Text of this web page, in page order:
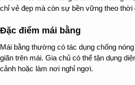
chỉ vẻ đẹp mà còn sự bền vững theo thời
Đặc điểm mái bằng
Mái bằng thường có tác dụng chống
giãn trên mái. Gia chủ có thể tận dụng
cảnh hoặc làm nơi nghỉ ngơi.